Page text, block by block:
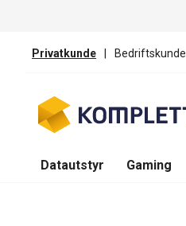
Privatkunde | Bedriftskunde
Datautstyr Gaming